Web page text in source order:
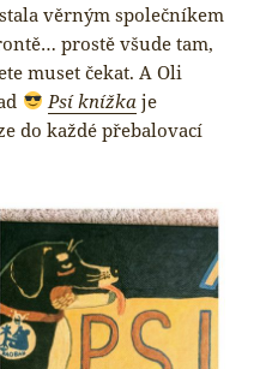
věrným společníkem
prostě všude tam,
muset čekat. A Oli
Psí knížkaje
do každé přebalovací